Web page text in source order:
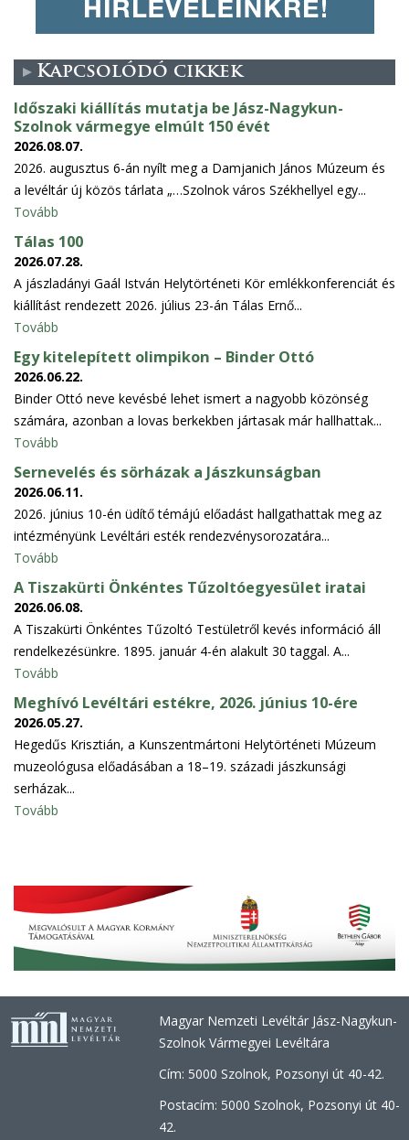
Kapcsolódó cikkek
Időszaki kiállítás mutatja be Jász-Nagykun-
Szolnok vármegye elmúlt 150 évét
2026.08.07.
2026. augusztus 6-án nyílt meg a Damjanich János Múzeum és
a levéltár új közös tárlata „…Szolnok város Székhellyel egy...
Tovább
Tálas 100
2026.07.28.
A jászladányi Gaál István Helytörténeti Kör emlékkonferenciát és
kiállítást rendezett 2026. július 23-án Tálas Ernő...
Tovább
Egy kitelepített olimpikon – Binder Ottó
2026.06.22.
Binder Ottó neve kevésbé lehet ismert a nagyobb közönség
számára, azonban a lovas berkekben jártasak már hallhattak...
Tovább
Sernevelés és sörházak a Jászkunságban
2026.06.11.
2026. június 10-én üdítő témájú előadást hallgathattak meg az
intézményünk Levéltári esték rendezvénysorozatára...
Tovább
A Tiszakürti Önkéntes Tűzoltóegyesület iratai
2026.06.08.
A Tiszakürti Önkéntes Tűzoltó Testületről kevés információ áll
rendelkezésünkre. 1895. január 4-én alakult 30 taggal. A...
Tovább
Meghívó Levéltári estékre, 2026. június 10-ére
2026.05.27.
Hegedűs Krisztián, a Kunszentmártoni Helytörténeti Múzeum
muzeológusa előadásában a 18–19. századi jászkunsági
serházak...
Tovább
Magyar Nemzeti Levéltár Jász-Nagykun-
Szolnok Vármegyei Levéltára
Cím: 5000 Szolnok, Pozsonyi út 40-42.
Postacím: 5000 Szolnok, Pozsonyi út 40-
42.